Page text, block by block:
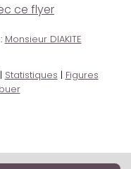
ce flyer
Monsieur DIAKITE
| Statistiques | Figures